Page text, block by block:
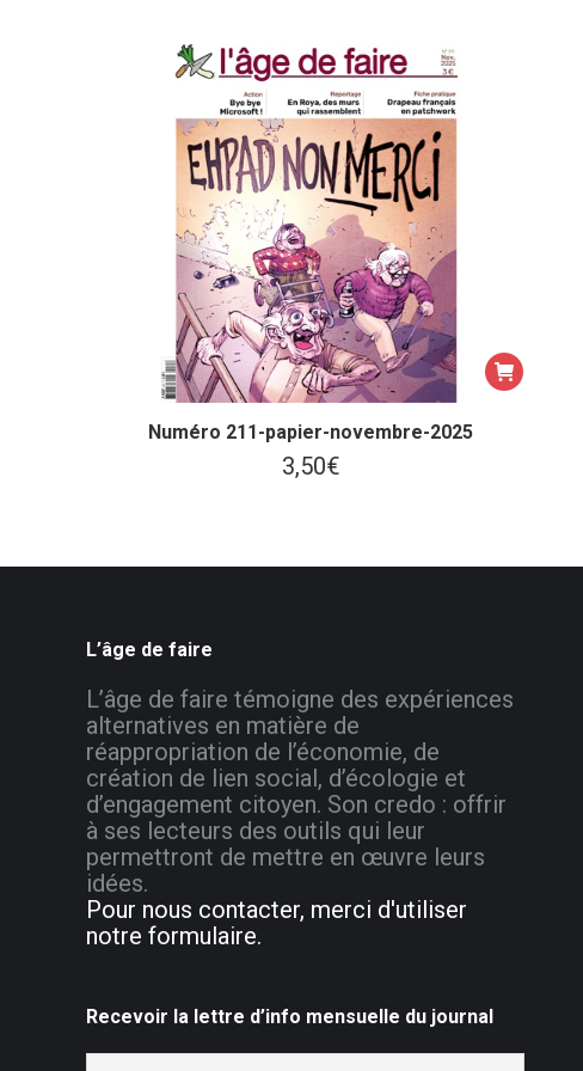
Numéro 211-papier-novembre-2025
3,50€
L’âge de faire
L’âge de faire témoigne des expériences
alternatives en matière de
réappropriation de l’économie, de
création de lien social, d’écologie et
d’engagement citoyen. Son credo : offrir
à ses lecteurs des outils qui leur
permettront de mettre en œuvre leurs
idées.
Pour nous contacter, merci d'utiliser
notre formulaire.
Recevoir la lettre d’info mensuelle du journal